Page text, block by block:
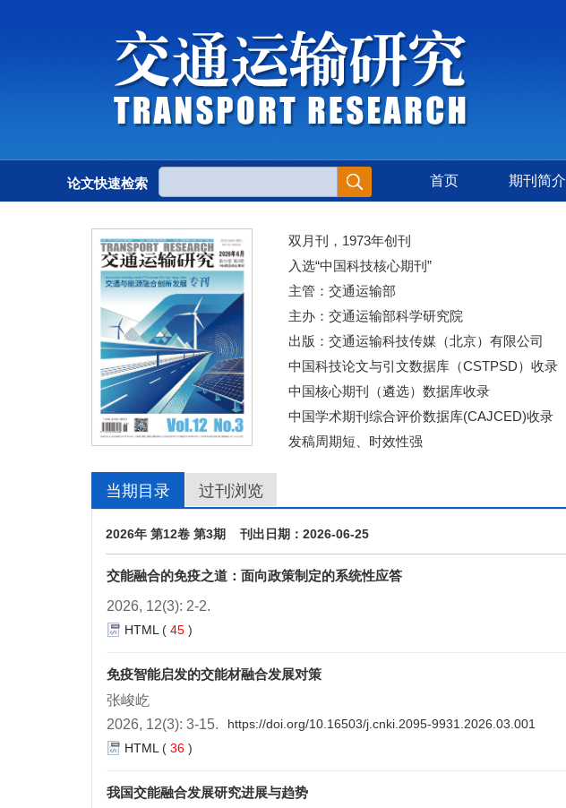
论文快速检索 首页 期刊简介
双月刊，1973年创刊
入选“中国科技核心期刊”
主管：交通运输部
主办：交通运输部科学研究院
出版：交通运输科技传媒（北京）有限公司
中国科技论文与引文数据库（CSTPSD）收录
中国核心期刊（遴选）数据库收录
中国学术期刊综合评价数据库(CAJCED)收录
发稿周期短、时效性强
当期目录 过刊浏览
2026年 第12卷 第3期 刊出日期：2026-06-25
交能融合的免疫之道：面向政策制定的系统性应答
2026, 12(3): 2-2.
HTML ( 45 )
免疫智能启发的交能材融合发展对策
张峻屹
2026, 12(3): 3-15.
https://doi.org/10.16503/j.cnki.2095-9931.2026.03.001
HTML ( 36 )
我国交能融合发展研究进展与趋势